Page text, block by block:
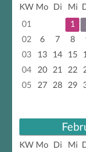
Brückentage
Kalender
EXCEL-
nicht
lange
KW Mo Di Mi
01
1
02
6 7 8
03
13 14 15
04
20 21 22
05
27 28 29
KW Mo Di Mi